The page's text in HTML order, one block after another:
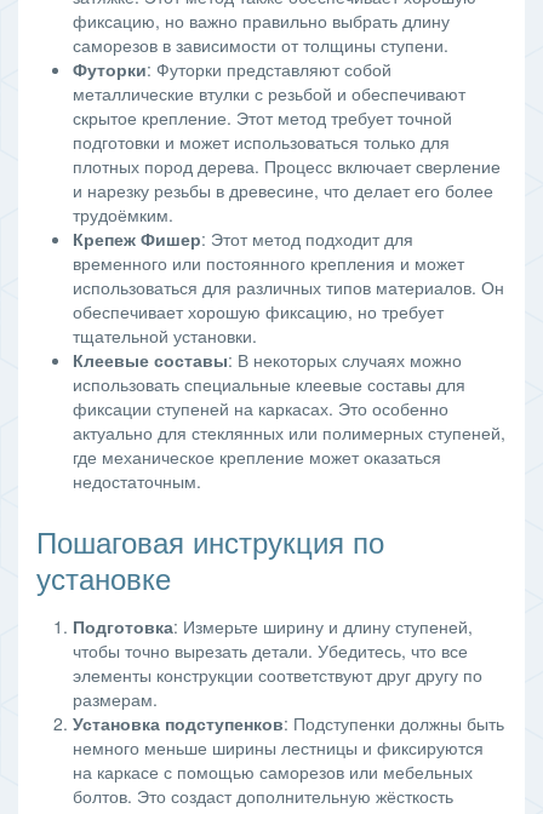
фиксацию, но важно правильно выбрать длину
саморезов в зависимости от толщины ступени.
Футорки: Футорки представляют собой
металлические втулки с резьбой и обеспечивают
скрытое крепление. Этот метод требует точной
подготовки и может использоваться только для
плотных пород дерева. Процесс включает сверление
и нарезку резьбы в древесине, что делает его более
трудоёмким.
Крепеж Фишер: Этот метод подходит для
временного или постоянного крепления и может
использоваться для различных типов материалов. Он
обеспечивает хорошую фиксацию, но требует
тщательной установки.
Клеевые составы: В некоторых случаях можно
использовать специальные клеевые составы для
фиксации ступеней на каркасах. Это особенно
актуально для стеклянных или полимерных ступеней,
где механическое крепление может оказаться
недостаточным.
Пошаговая инструкция по
установке
Подготовка: Измерьте ширину и длину ступеней,
чтобы точно вырезать детали. Убедитесь, что все
элементы конструкции соответствуют друг другу по
размерам.
Установка подступенков: Подступенки должны быть
немного меньше ширины лестницы и фиксируются
на каркасе с помощью саморезов или мебельных
болтов. Это создаст дополнительную жёсткость